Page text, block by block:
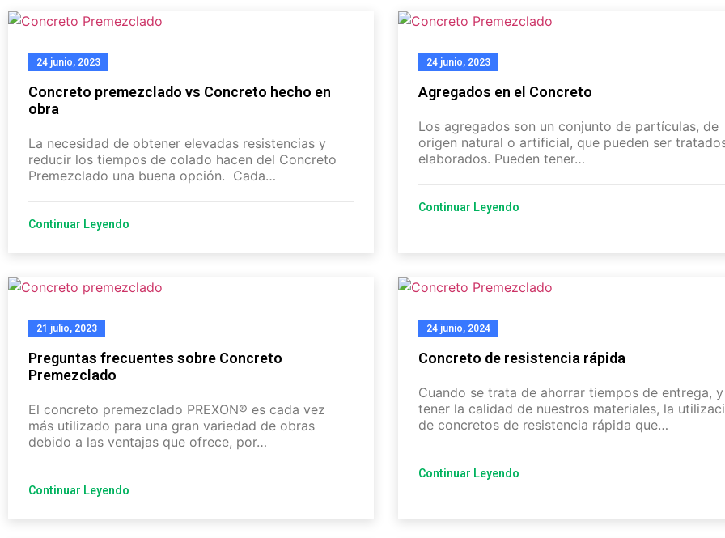
24 junio, 2023
Concreto premezclado vs Concreto hecho en
obra
La necesidad de obtener elevadas resistencias y
reducir los tiempos de colado hacen del Concreto
Premezclado una buena opción. Cada…
Continuar Leyendo
24 junio, 2023
Agregados en el Concreto
Los agregados son un conjunto de partículas, de
origen natural o artificial, que pueden ser
elaborados. Pueden tener…
Continuar Leyendo
21 julio, 2023
Preguntas frecuentes sobre Concreto
Premezclado
El concreto premezclado PREXON® es cada vez
más utilizado para una gran variedad de obras
debido a las ventajas que ofrece, por…
Continuar Leyendo
24 junio, 2024
Concreto de resistencia rápida
Cuando se trata de ahorrar tiempos de entrega, y
tener la calidad de nuestros materiales, la
de concretos de resistencia rápida que…
Continuar Leyendo